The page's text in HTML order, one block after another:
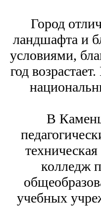
Город
ландшафта и
условиями,
год
В
колледж
учебных